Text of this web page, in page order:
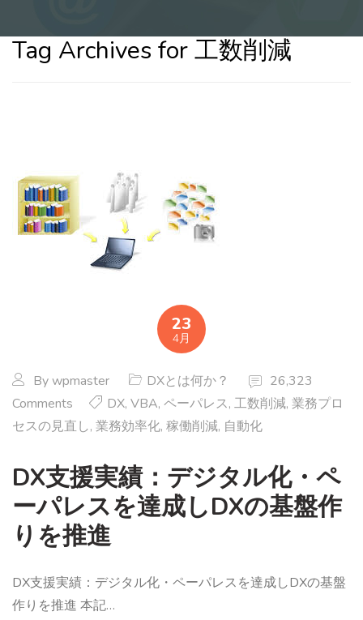
Tag Archives for 工数削減
23
4月
Bywpmaster DXとは何か？
26,323
Comments
DX, VBA, ペーパレス, 工数削減, 業務プロ
セスの見直し, 業務効率化, 稼働削減, 自動化
DX支援実績：デジタル化・ペ
ーパレスを達成しDXの基盤作
りを推進
DX支援実績：デジタル化・ペーパレスを達成しDXの基盤
作りを推進 本記…